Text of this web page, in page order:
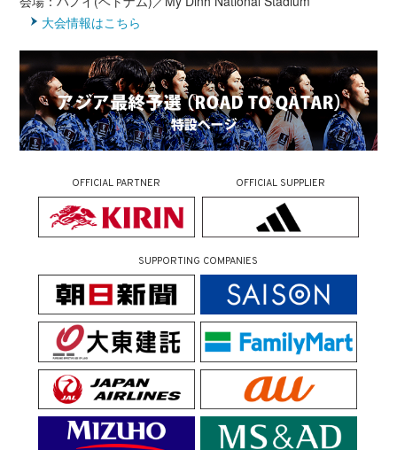
大会情報はこちら
OFFICIAL PARTNER OFFICIAL SUPPLIER
SUPPORTING COMPANIES